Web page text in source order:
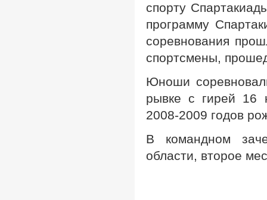
спорту
программу
соревнования
спортсмены,
Юноши
рывке с гирей 16
2008-2009 годов
В командном
области, второе